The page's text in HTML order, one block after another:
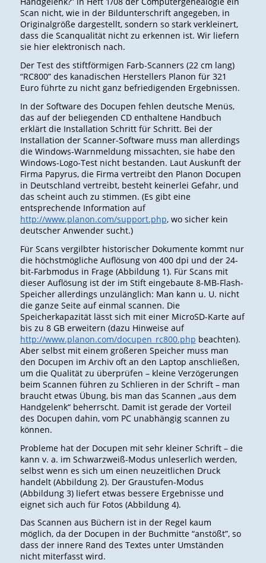
Scan nicht, wie in der Bildunterschrift angegeben, in
Originalgröße dargestellt, sondern so stark verkleinert,
dass die Scanqualität nicht zu erkennen ist. Wir liefern
sie hier elektronisch nach.
Der Test des stiftförmigen Farb-Scanners (22 cm lang)
“RC800” des kanadischen Herstellers Planon für 321
Euro führte zu nicht ganz befriedigenden Ergebnissen.
In der Software des Docupen fehlen deutsche Menüs,
das auf der beliegenden CD enthaltene Handbuch
erklärt die Installation Schritt für Schritt. Bei der
Installation der Scanner-Software muss man allerdings
die Windows-Warnmeldung missachten, sie habe den
Windows-Logo-Test nicht bestanden. Laut Auskunft der
Firma Papyrus, die Firma vertreibt den Planon Docupen
in Deutschland vertreibt, besteht keinerlei Gefahr, und
das scheint auch zu stimmen. (Es gibt eine
entsprechende Information auf
http://www.planon.com/support.php, wo sicher kein
deutscher Anwender sucht.)
Für Scans vergilbter historischer Dokumente kommt nur
die höchstmögliche Auflösung von 400 dpi und der 24-
bit-Farbmodus in Frage (Abbildung 1). Für Scans mit
dieser Auflösung ist der im Stift eingebaute 8-MB-Flash-
Speicher allerdings unzulänglich: Man kann u. U. nicht
die ganze Seite auf einmal scannen. Die
Speicherkapazität lässt sich mit einer MicroSD-Karte auf
bis zu 8 GB erweitern (dazu Hinweise auf
http://www.planon.com/docupen_rc800.php beachten).
Aber selbst mit einem größeren Speicher muss man
den Docupen im Archiv oft an den Laptop anschließen,
um die Qualität zu überprüfen – kleine Verzögerungen
beim Scannen führen zu Schlieren in der Schrift – man
braucht etwas Übung, bis man das Scannen „aus dem
Handgelenk“ beherrscht. Damit ist gerade der Vorteil
des Docupen dahin, vom PC unabhängig scannen zu
können.
Probleme hat der Docupen mit sehr kleiner Schrift – die
kann v. a. im Schwarzweiß-Modus unleserlich werden,
selbst wenn es sich um einen neuzeitlichen Druck
handelt (Abbildung 2). Der Graustufen-Modus
(Abbildung 3) liefert etwas bessere Ergebnisse und
eignet sich auch für Fotos (Abbildung 4).
Das Scannen aus Büchern ist in der Regel kaum
möglich, da der Docupen in der Buchmitte “anstößt”, so
dass der innere Rand des Textes unter Umständen
nicht miterfasst wird.